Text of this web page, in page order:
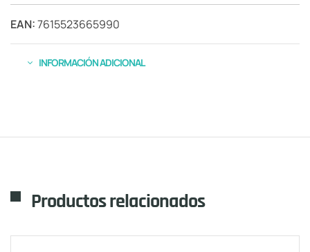
EAN:7615523665990
INFORMACIÓN ADICIONAL
Productos relacionados